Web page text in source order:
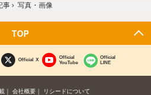
事 › 写真・画像
TOP
Official X
Official
YouTube
Official
LINE
会社概要 リシードについて